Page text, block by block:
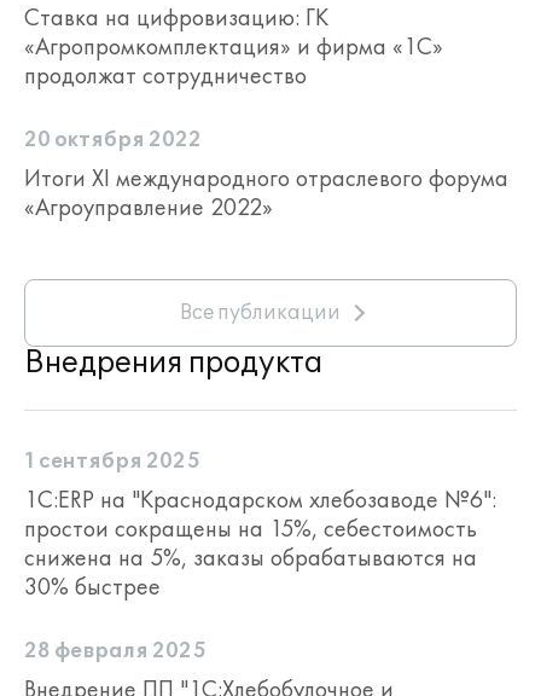
Ставка на цифровизацию: ГК
«Агропромкомплектация» и фирма «1С»
продолжат сотрудничество
20 октября 2022
Итоги XI международного отраслевого форума
«Агроуправление 2022»
Все публикации
Внедрения продукта
1 сентября 2025
1С:ERP на "Краснодарском хлебозаводе №6":
простои сокращены на 15%, себестоимость
снижена на 5%, заказы обрабатываются на
30% быстрее
28 февраля 2025
Внедрение ПП "1С:Хлебобулочное и